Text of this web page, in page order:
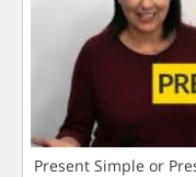
Present Simple or